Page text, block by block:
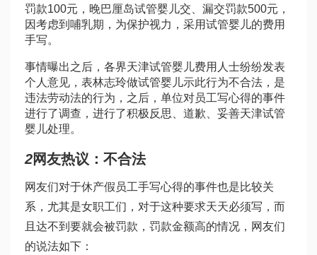
罚款100元，晚巴厘岛试管婴儿交、漏交罚款500元，
因考虑到哺乳期，为保护视力，采用试管婴儿的费用
手写。
事情曝出之后，各界天津试管婴儿费用 人士纷纷发表
个人意见，表林志玲做试管婴儿示此行为不合法，是
违法劳动法的行为，之后，单位对员工写心得的事件
进行了调查，进行了积极反思、道歉、妥善天津试管
婴儿处理。
2网友热议：不合法
网友们对于休产假员工手写心得的事件也是比较关
系，尤其是女职工们，对于这种要求天天必须写，而
且达不到要就会被罚款，罚款金额高的情况，网友们
的说法如下：